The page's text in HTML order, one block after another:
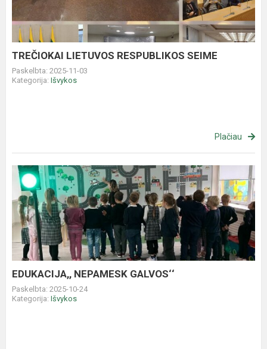
TREČIOKAI LIETUVOS RESPUBLIKOS SEIME
Paskelbta: 2025-11-03
Kategorija: Išvykos
Plačiau
EDUKACIJA,,
NEPAMESK
GALVOS‘‘
EDUKACIJA,, NEPAMESK GALVOS‘‘
Paskelbta: 2025-10-24
Kategorija: Išvykos